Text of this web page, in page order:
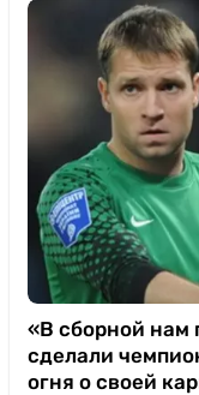
«В сборной нам
сделали
огня о своей